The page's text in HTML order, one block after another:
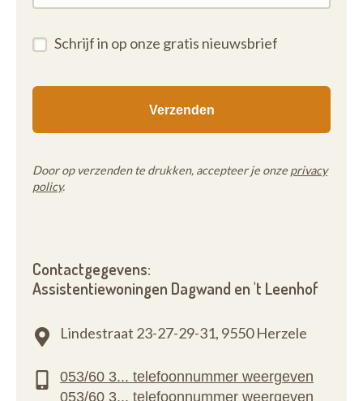
Schrijf in op onze gratis nieuwsbrief
Door op verzenden te drukken, accepteer je onze privacy
policy.
Contactgegevens:
Assistentiewoningen Dagwand en 't Leenhof
Lindestraat 23-27-29-31, 9550 Herzele